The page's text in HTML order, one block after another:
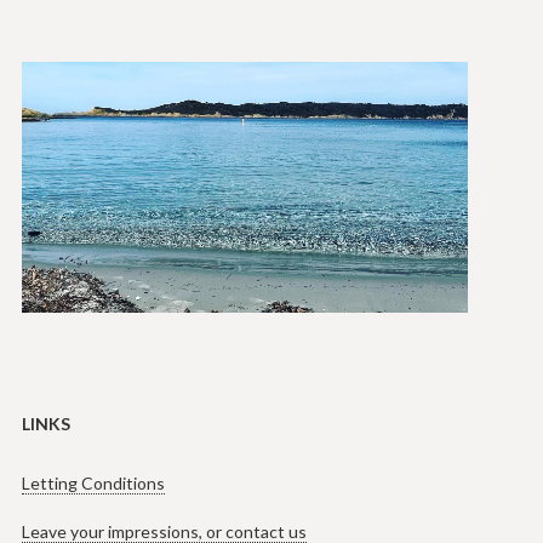
LINKS
Letting Conditions
Leave your impressions, or contact us